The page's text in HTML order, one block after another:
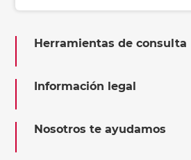
Herramientas de consulta
Información legal
Nosotros te ayudamos